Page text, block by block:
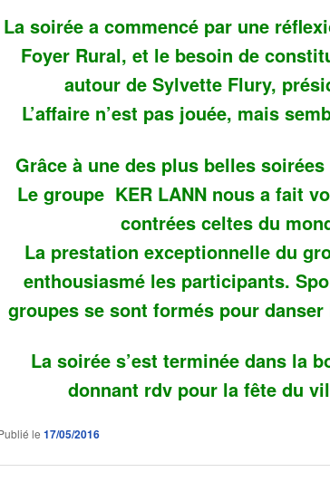
La soirée a commencé par une
Foyer Rural, et le besoin de
autour de Sylvette Flury,
L’affaire n’est pas jouée, mais
Grâce à une des plus belles soirées
Le groupe KER LANN nous a fait
contrées celtes du
La prestation exceptionnelle du
enthousiasmé les participants.
groupes se sont formés pour
La soirée s’est terminée dans la
donnant rdv pour la fête du
le 17/05/2016